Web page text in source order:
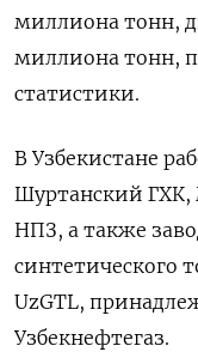
миллиона тонн,
миллиона тонн,
статистики.
В Узбекистане
Шуртанский ГХК,
НПЗ, а также
синтетического
UzGTL,
Узбекнефтегаз.